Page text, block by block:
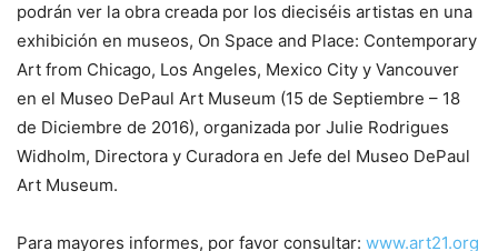
podrán ver la obra creada por los dieciséis artistas en una
exhibición en museos, On Space and Place: Contemporary
Art from Chicago, Los Angeles, Mexico City y Vancouver
en el Museo DePaul Art Museum (15 de Septiembre – 18
de Diciembre de 2016), organizada por Julie Rodrigues
Widholm, Directora y Curadora en Jefe del Museo DePaul
Art Museum.
Para mayores informes, por favor consultar: www.art21.org